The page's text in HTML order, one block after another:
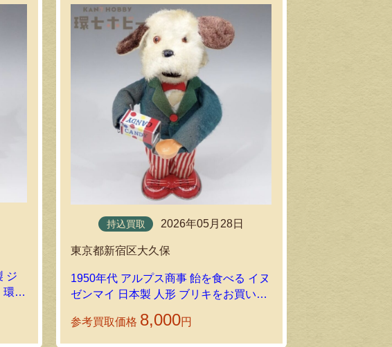
ジ
環七
持込買取 2026年05月28日
東京都新宿区大久保
1950年代 アルプス商事 飴を食べる イヌ
ゼンマイ 日本製 人形 ブリキをお買い取
参考買取価格 8,000円